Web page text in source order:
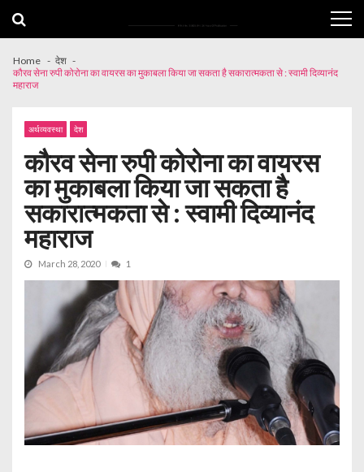
Home
देश
कौरव सेना रुपी कोरोना का वायरस का मुकाबला किया जा सकता है सकारात्मकता से : स्वामी दिव्यानंद
महाराज
अर्थव्यवस्था देश
कौरव सेना रुपी कोरोना का वायरस
का मुकाबला किया जा सकता है
सकारात्मकता से : स्वामी दिव्यानंद
महाराज
March 28, 2020 1